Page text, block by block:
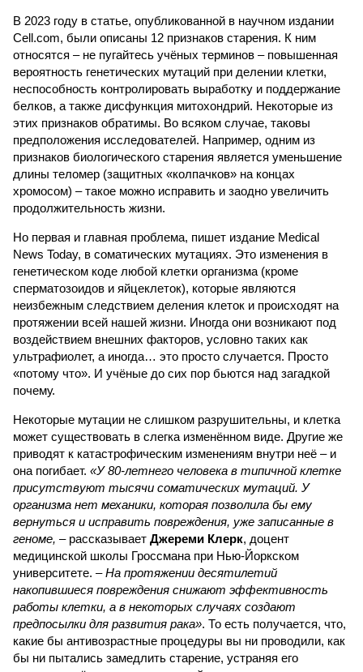
В 2023 году в статье, опубликованной в научном издании
Cell.com, были описаны 12 признаков старения. К ним
относятся – не пугайтесь учёных терминов – повышенная
вероятность генетических мутаций при делении клетки,
неспособность контролировать выработку и поддержание
белков, а также дисфункция митохондрий. Некоторые из
этих признаков обратимы. Во всяком случае, таковы
предположения исследователей. Например, одним из
признаков биологического старения является уменьшение
длины теломер (защитных «колпачков» на концах
хромосом) – такое можно исправить и заодно увеличить
продолжительность жизни.
Но первая и главная проблема, пишет издание Medical
News Today, в соматических мутациях. Это изменения в
генетическом коде любой клетки организма (кроме
сперматозоидов и яйцеклеток), которые являются
неизбежным следствием деления клеток и происходят на
протяжении всей нашей жизни. Иногда они возникают под
воздействием внешних факторов, условно таких как
ультрафиолет, а иногда… это просто случается. Просто
«потому что». И учёные до сих пор бьются над загадкой
почему.
Некоторые мутации не слишком разрушительны, и клетка
может существовать в слегка изменённом виде. Другие же
приводят к катастрофическим изменениям внутри неё – и
она погибает. «У 80-летнего человека в типичной клетке
присутствуют тысячи соматических мутаций. У
организма нет механики, которая позволила бы ему
вернуться и исправить повреждения, уже записанные в
геноме, – рассказывает Джереми Клерк, доцент
медицинской школы Гроссмана при Нью-Йоркском
университете. – На протяжении десятилетий
накопившиеся повреждения снижают эффективность
работы клетки, а в некоторых случаях создают
предпосылки для развития рака». То есть получается, что,
какие бы антивозрастные процедуры вы ни проводили, как
бы ни пытались замедлить старение, устраняя его